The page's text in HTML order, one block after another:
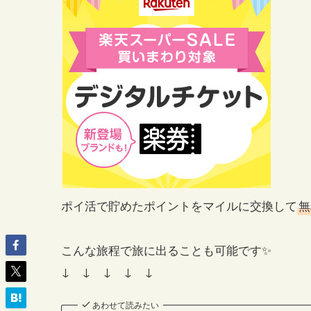
ポイ活で貯めたポイントをマイルに交換して
こんな旅程で旅に出ることも可能です✨
↓ ↓ ↓ ↓ ↓
あわせて読みたい